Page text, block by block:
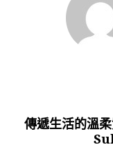
傳遞生活的溫